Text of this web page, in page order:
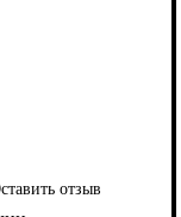
отзыв